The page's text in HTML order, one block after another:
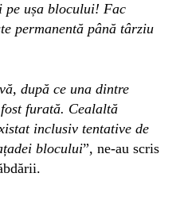
pe ușa blocului! Fac
permanentă până târziu
după ce una dintre
furată. Cealaltă
inclusiv tentative de
blocului”, ne-au scris